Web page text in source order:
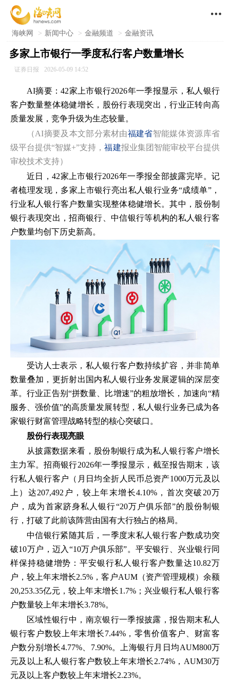

海峡网 > 新闻中心 > 金融频道 > 金融资讯
多家上市银行一季度私行客户数量增长
证券日报 2026-05-09 14:52
AI摘要：42家上市银行2026年一季报显示，私人银行
客户数量整体稳健增长，股份行表现突出，行业正转向高
质量发展，竞争升级为生态较量。
（AI摘要及本文部分素材由福建省智能媒体资源库省
级平台提供“智媒+”支持，福建报业集团智能审校平台提供
审校技术支持）
近日，42家上市银行2026年一季报全部披露完毕。记
者梳理发现，多家上市银行亮出私人银行业务“成绩单”，
行业私人银行客户数量实现整体稳健增长。其中，股份制
银行表现突出，招商银行、中信银行等机构的私人银行客
户数量均创下历史新高。
受访人士表示，私人银行客户数持续扩容，并非简单
数量叠加，更折射出国内私人银行业务发展逻辑的深层变
革。行业正告别“拼数量、比增速”的粗放增长，加速向“精
服务、强价值”的高质量发展转型，私人银行业务已成为各
家银行财富管理战略转型的核心突破口。
股份行表现亮眼
从披露数据来看，股份制银行成为私人银行客户增长
主力军。招商银行2026年一季报显示，截至报告期末，该
行私人银行客户（月日均全折人民币总资产1000万元及以
上）达207,492户，较上年末增长4.10%，首次突破20万
户，成为首家跻身私人银行“20万户俱乐部”的股份制银
行，打破了此前该阵营由国有大行独占的格局。
中信银行紧随其后，一季度末私人银行客户数成功突
破10万户，迈入“10万户俱乐部”。平安银行、兴业银行同
样保持稳健增势：平安银行私人银行客户数量达10.82万
户，较上年末增长2.5%，客户AUM（资产管理规模）余额
20,253.35亿元，较上年末增长1.7%；兴业银行私人银行客
户数量较上年末增长3.78%。
区域性银行中，南京银行一季报披露，报告期末私人
银行客户数较上年末增长7.44%，零售价值客户、财富客
户数分别增长4.77%、7.90%。上海银行月日均AUM800万
元及以上私人银行客户数较上年末增长2.74%，AUM30万
元及以上客户数较上年末增长2.23%。